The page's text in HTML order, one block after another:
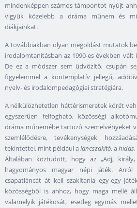
mindenképpen számos támpontot nyújt
vigyük közelebb a dráma műnem és
diákjainkat.
A továbbiakban olyan megoldást mutatok
irodalomtanításban az 1990-es években
De ez a módszer sem üdvözítő, csupán
figyelemmel a kontemplatív jellegű,
nyelv- és irodalompedagógiai stratégiára.
A nélkülözhetetlen háttérismeretek körét
egyszerűen felfogható, közösségi
dráma műnemébe tartozó szemelvényeket
szemlélődésre, tevékenységek
tekintettel, mint például aláncszakító, ahidas,
Általában köztudott, hogy az „Adj,
hagyományos magyar népi játék.
csapatláncát át kell szakítania egy-egy
közösségből is ahhoz, hogy maga mellé
valamelyik játékosát, esetleg egymás